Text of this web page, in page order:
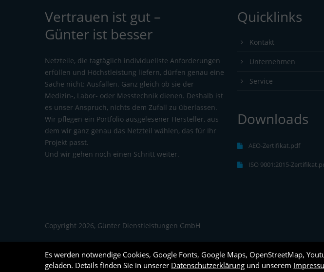
Vertrauen ist gut –
Günter ist besser
Netzteile, die tagtäglich individuellste Anforderungen
erfüllen und Höchstleistung liefern, dürfen genau eine
Sache nicht: Ausfallen. Ganz gleich ob sie der
Medizin-, Labor- oder Messtechnik dienen. Deshalb ist
es unser Anspruch, nichts dem Zufall zu überlassen.
Wir pflegen ein Portfolio ausgelesener Hersteller, aus
dem wir ganz genau das Netzteil wählen, das für Ihr
Projekt passt.
Und wir gehen noch einen Schritt weiter.
Quicklinks
Kontakt
Unternehmen
Service
Downloads
AEO-Zertifikat.pdf
ISO 9001:2015-
Copyright 2026, Günter Dienstleistungen GmbH
Es werden notwendige Cookies, Google Fonts, Google Maps, OpenStreetMap,
geladen. Details finden Sie in unserer Datenschutzerklärung und unserem